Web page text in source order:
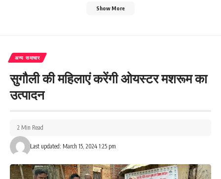
Show More
अन्य समाचार
सुगौली की महिलाएं करेंगी ओयस्टर मशरूम का
उत्पादन
Last updated: March 15, 2024 1:25 pm
2 Min Read